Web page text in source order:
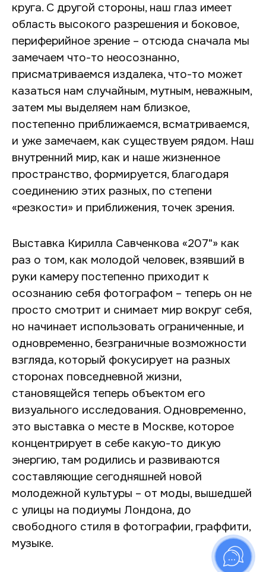
круга. С другой стороны, наш глаз имеет
область высокого разрешения и боковое,
периферийное зрение – отсюда сначала мы
замечаем что-то неосознанно,
присматриваемся издалека, что-то может
казаться нам случайным, мутным, неважным,
затем мы выделяем нам близкое,
постепенно приближаемся, всматриваемся,
и уже замечаем, как существуем рядом. Наш
внутренний мир, как и наше жизненное
пространство, формируется, благодаря
соединению этих разных, по степени
«резкости» и приближения, точек зрения.
Выставка Кирилла Савченкова «207"» как
раз о том, как молодой человек, взявший в
руки камеру постепенно приходит к
осознанию себя фотографом – теперь он не
просто смотрит и снимает мир вокруг себя,
но начинает использовать ограниченные, и
одновременно, безграничные возможности
взгляда, который фокусирует на разных
сторонах повседневной жизни,
становящейся теперь объектом его
визуального исследования. Одновременно,
это выставка о месте в Москве, которое
концентрирует в себе какую-то дикую
энергию, там родились и развиваются
составляющие сегодняшней новой
молодежной культуры – от моды, вышедшей
с улицы на подиумы Лондона, до
свободного стиля в фотографии, граффити,
музыке.